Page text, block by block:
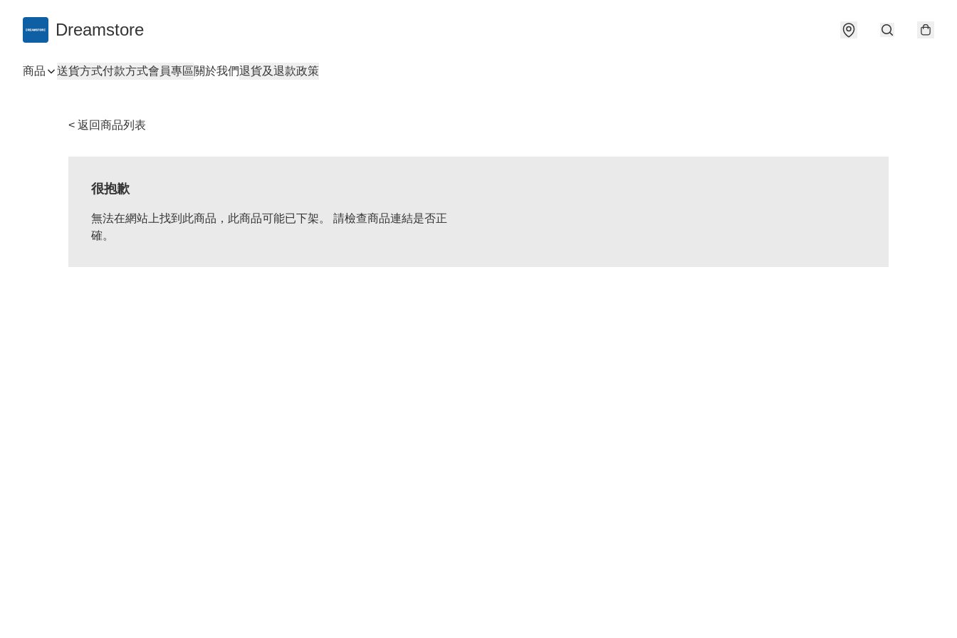
Dreamstore
商品 送貨方式付款方式會員專區關於我們退貨及退款政策
< 返回商品列表
很抱歉
無法在網站上找到此商品，此商品可能已下架。 請檢查商品連結是否正
確。